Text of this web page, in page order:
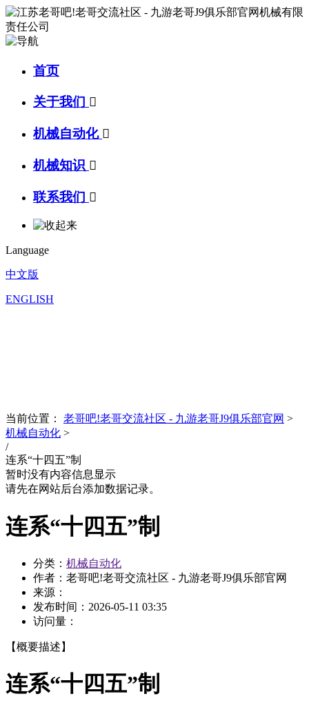
首页
关于我们 
机械自动化 
机械知识 
联系我们 
Language
中文版
ENGLISH
当前位置： 老哥吧!老哥交流社区 - 九游老哥J9俱乐部官网 >
机械自动化 >
/
连系“十四五”制
暂时没有内容信息显示
请先在网站后台添加数据记录。
连系“十四五”制
分类： 机械自动化
作者：老哥吧!老哥交流社区 - 九游老哥J9俱乐部官网
来源：
发布时间： 2026-05-11 03:35
访问量：
【概要描述】
连系“十四五”制